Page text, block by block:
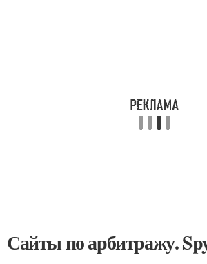
Сайты по арбитражу.